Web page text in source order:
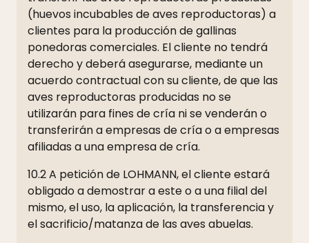
(huevos incubables de aves reproductoras) a
clientes para la producción de gallinas
ponedoras comerciales. El cliente no tendrá
derecho y deberá asegurarse, mediante un
acuerdo contractual con su cliente, de que las
aves reproductoras producidas no se
utilizarán para fines de cría ni se venderán o
transferirán a empresas de cría o a empresas
afiliadas a una empresa de cría.
10.2 A petición de LOHMANN, el cliente estará
obligado a demostrar a este o a una filial del
mismo, el uso, la aplicación, la transferencia y
el sacrificio/matanza de las aves abuelas.